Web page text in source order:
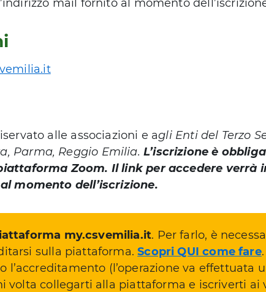
mail fornito al momento
alle associazioni e agli Enti del Terzo
Parma, Reggio Emilia.L’iscrizione è
Zoom. Il link per accedere verrà
momento dell’iscrizione.
my.csvemilia.it. Per farlo, è
sulla piattaforma.Scopri QUI come fare.
l’accreditamento (l’operazione va effettuata
volta collegarti alla piattaforma e iscriverti ai